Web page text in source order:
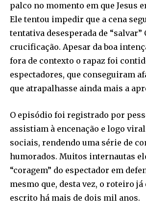
palco no momento em que Jesus
Ele tentou impedir que a cena
tentativa desesperada de “salvar”
crucificação. Apesar da boa
fora de contexto o rapaz foi
espectadores, que conseguiram
que atrapalhasse ainda mais a
O episódio foi registrado por
assistiam à encenação e logo
sociais, rendendo uma série de
humorados. Muitos internautas
“coragem” do espectador em
mesmo que, desta vez, o roteiro já
escrito há mais de dois mil anos.